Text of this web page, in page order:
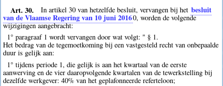
Art. 30. In artikel 30 van hetzelfde besluit, vervangen bij het besluit
van de Vlaamse Regering van 10 juni 20160, worden de volgende
wijzigingen aangebracht:
1° paragraaf 1 wordt vervangen door wat volgt: " § 1.
Het bedrag van de tegemoetkoming bij een vastgesteld recht van onbepaalde
duur is gelijk aan:
1° tijdens periode 1, die gelijk is aan het kwartaal van de eerste
aanwerving en de vier daaropvolgende kwartalen van de tewerkstelling bij
dezelfde werkgever: 40% van het geplafonneerde referteloon;